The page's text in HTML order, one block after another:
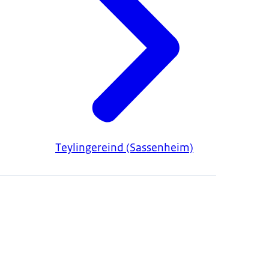
Teylingereind (Sassenheim)